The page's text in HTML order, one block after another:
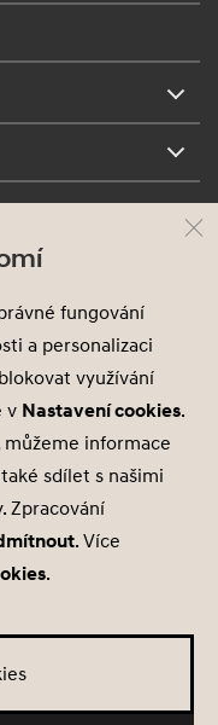
s.r.o.
fungování
a personalizaci
využívání
v Nastavení cookies.
informace
sdílet s našimi
Zpracování
. Více
.